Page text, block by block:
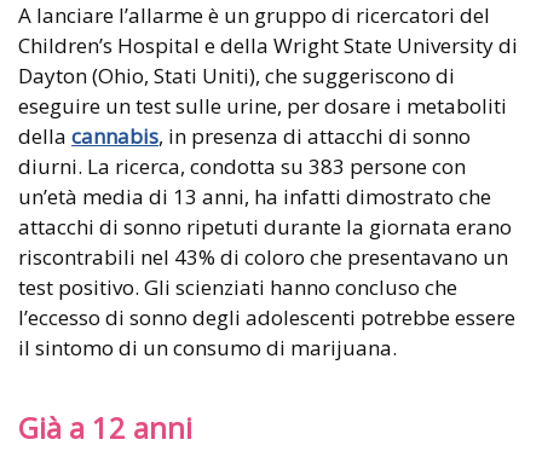
A lanciare l’allarme è un gruppo di ricercatori del
Children’s Hospital e della Wright State University di
Dayton (Ohio, Stati Uniti), che suggeriscono di
eseguire un test sulle urine, per dosare i metaboliti
della cannabis, in presenza di attacchi di sonno
diurni. La ricerca, condotta su 383 persone con
un’età media di 13 anni, ha infatti dimostrato che
attacchi di sonno ripetuti durante la giornata erano
riscontrabili nel 43% di coloro che presentavano un
test positivo. Gli scienziati hanno concluso che
l’eccesso di sonno degli adolescenti potrebbe essere
il sintomo di un consumo di marijuana.
Già a 12 anni